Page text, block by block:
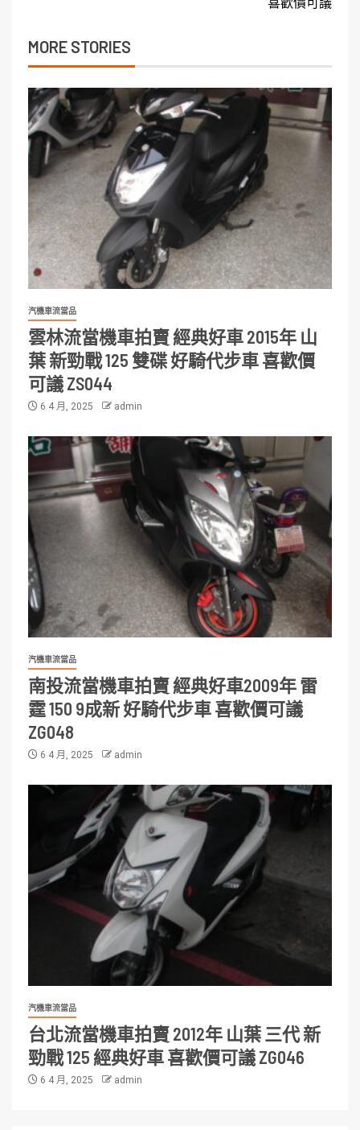
MORE STORIES
汽機車流當品
雲林流當機車拍賣 經典好車 2015年 山
葉 新勁戰 125 雙碟 好騎代步車 喜歡價
可議 ZS044
6 4 月, 2025 admin
汽機車流當品
南投流當機車拍賣 經典好車2009年 雷
霆 150 9成新 好騎代步車 喜歡價可議
ZG048
6 4 月, 2025 admin
汽機車流當品
台北流當機車拍賣 2012年 山葉 三代 新
勁戰 125 經典好車 喜歡價可議 ZG046
6 4 月, 2025 admin